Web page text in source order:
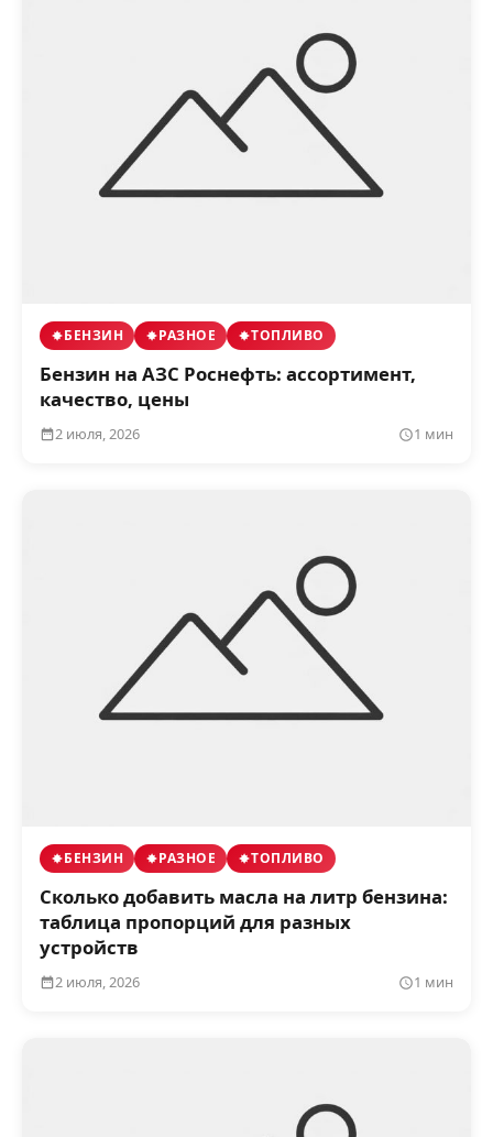
БЕНЗИН РАЗНОЕ ТОПЛИВО
Бензин на АЗС Роснефть: ассортимент,
качество, цены
2 июля, 2026 1 мин
БЕНЗИН РАЗНОЕ ТОПЛИВО
Сколько добавить масла на литр бензина:
таблица пропорций для разных
устройств
2 июля, 2026 1 мин